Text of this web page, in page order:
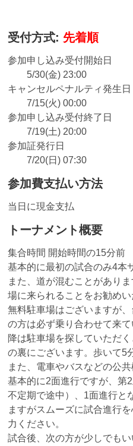
受付方式: 先着順
参加申し込み受付開始日
5/30(金) 23:00
キャンセルペナルティ発生日
7/15(火) 00:00
参加申し込み受付終了日
7/19(土) 20:00
参加証発行日
7/20(日) 07:30
参加費支払い方法
当日に現金支払
トーナメント概要
集合時間 開始時間の15分前
基本的に最初の試合のみ4本
また、道が混むことがあり
場に来られることをお勧めい
無料駐車場はございますが
の方は必ず乗り合わせて来
降は駐車場を探していただ
の裏にございます。歩いて5
また、電車やバスなどの公
基本的に2面進行ですが、第
不定期で途中）、1面進行と
ますがスムーズに試合進行
力ください。
試合後、次の方が少しでも